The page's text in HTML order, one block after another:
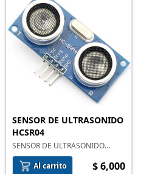
SENSOR DE ULTRASONIDO
HCSR04
SENSOR DE ULTRASONIDO
HCSR04 (2 A 450CM)
Al carrito
$ 6,000